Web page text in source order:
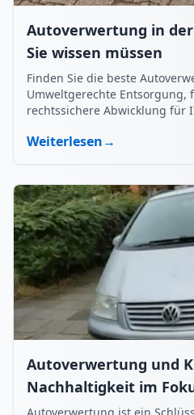
Autoverwertung in der
Sie wissen müssen
Finden Sie die beste
Umweltgerechte Entsorgung,
rechtssichere Abwicklung für
Weiterlesen→
Autoverwertung und
Nachhaltigkeit im